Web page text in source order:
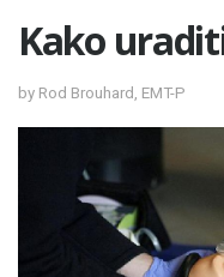
Kako
by Rod Brouhard, EMT-P